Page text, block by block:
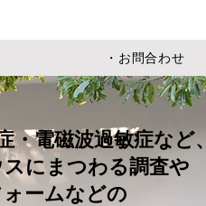
・お問合わせ
・電磁波過敏症など、
にまつわる調査や
ォームなどの